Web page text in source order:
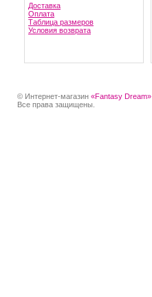
Доставка
Оплата
Таблица размеров
Условия возврата
© Интернет-магазин «Fantasy Dream»
Все права защищены.